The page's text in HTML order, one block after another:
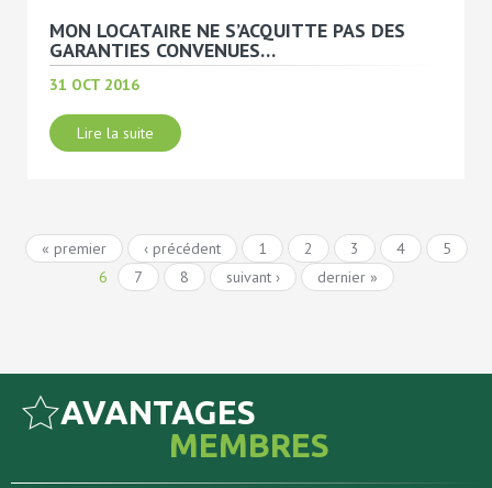
MON LOCATAIRE NE S’ACQUITTE PAS DES
GARANTIES CONVENUES…
31 OCT 2016
Lire la suite
« premier ‹ précédent 1 2 3 4
5
6
7 8 suivant › dernier »
AVANTAGES
MEMBRES